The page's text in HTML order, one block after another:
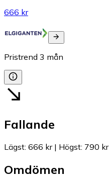
666 kr
Pristrend 3 mån
Fallande
Lägst: 666 kr| Högst: 790 kr
Omdömen